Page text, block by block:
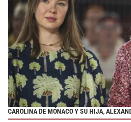
CAROLINA DE MÓNACO Y SU HIJA,